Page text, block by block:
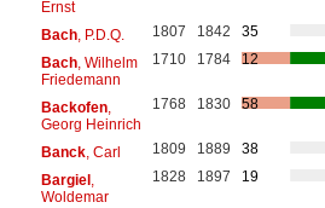
Ernst
Bach, P.D.Q. 1807 1842
35
Bach, Wilhelm
Friedemann
1710 1784 12
Backofen,
Georg Heinrich
1768 1830 58
Banck, Carl 1809 1889
38
Bargiel,
Woldemar
1828 1897 19